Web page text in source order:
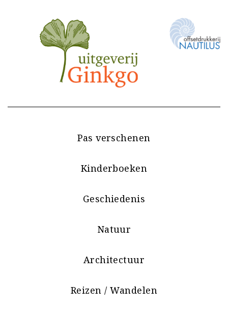
Pas verschenen
Kinderboeken
Geschiedenis
Natuur
Architectuur
Reizen / Wandelen